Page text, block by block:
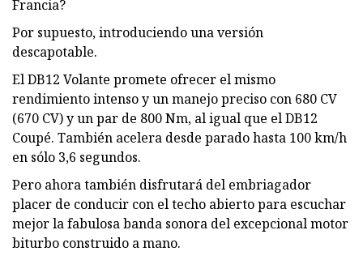
Francia?
Por supuesto, introduciendo una versión
descapotable.
El DB12 Volante promete ofrecer el mismo
rendimiento intenso y un manejo preciso con 680 CV
(670 CV) y un par de 800 Nm, al igual que el DB12
Coupé. También acelera desde parado hasta 100 km/h
en sólo 3,6 segundos.
Pero ahora también disfrutará del embriagador
placer de conducir con el techo abierto para escuchar
mejor la fabulosa banda sonora del excepcional motor
biturbo construido a mano.